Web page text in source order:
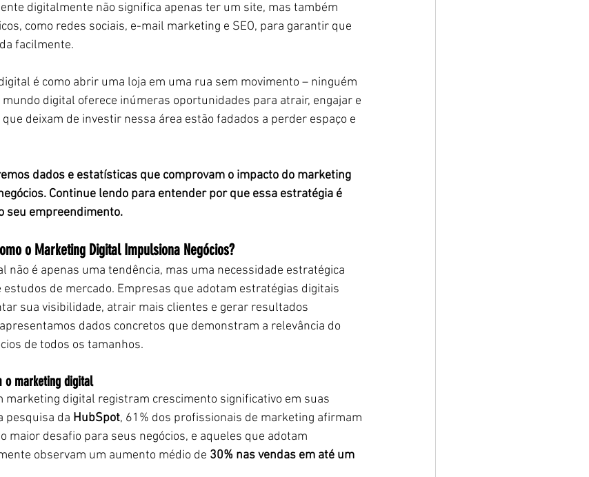
digitalmente não significa apenas ter um site, mas também
como redes sociais, e-mail marketing e SEO, para garantir que
facilmente.
é como abrir uma loja em uma rua sem movimento – ninguém
mundo digital oferece inúmeras oportunidades para atrair, engajar e
deixam de investir nessa área estão fadados a perder espaço e
dados e estatísticas que comprovam o impacto do marketing
Continue lendo para entender por que essa estratégia é
seu empreendimento.
o Marketing Digital Impulsiona Negócios?
não é apenas uma tendência, mas uma necessidade estratégica
de mercado. Empresas que adotam estratégias digitais
sua visibilidade, atrair mais clientes e gerar resultados
dados concretos que demonstram a relevância do
de todos os tamanhos.
o marketing digital
marketing digital registram crescimento significativo em suas
pesquisa da HubSpot, 61% dos profissionais de marketing afirmam
maior desafio para seus negócios, e aqueles que adotam
observam um aumento médio de 30% nas vendas em até um